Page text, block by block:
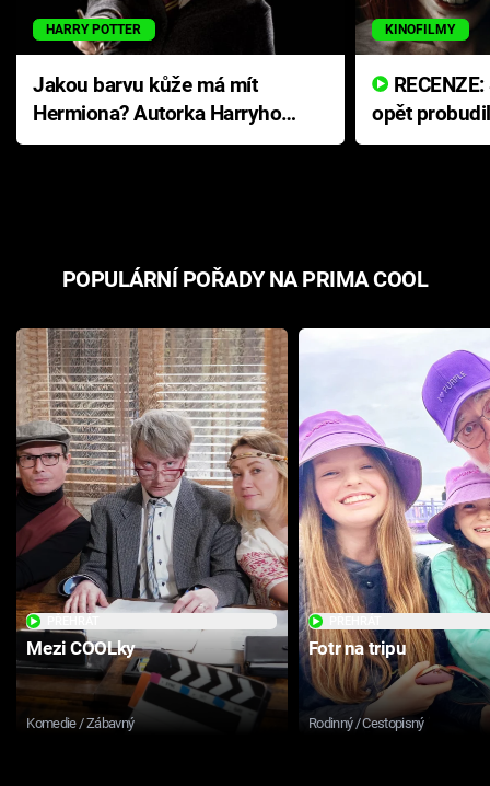
HARRY POTTER
Jakou barvu kůže má mít
Hermiona? Autorka Harryho
Pottera přišla s ráznou
KINOFILMY
opět
přichází s
POPULÁRNÍ POŘADY NA PRIMA COOL
Mezi COOLky
Komedie / Zábavný
Fotr na tripu
Rodinný / Cestopisný